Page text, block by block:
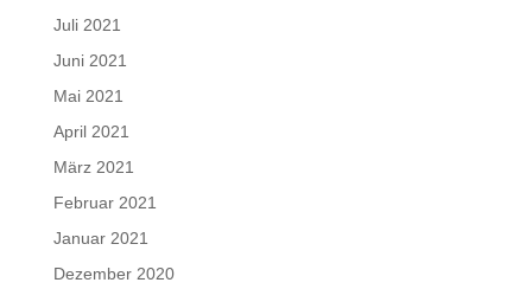
Juli 2021
Juni 2021
Mai 2021
April 2021
März 2021
Februar 2021
Januar 2021
Dezember 2020